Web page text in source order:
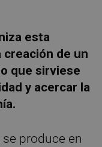
esta
creación de un
que sirviese
y acercar la
produce en